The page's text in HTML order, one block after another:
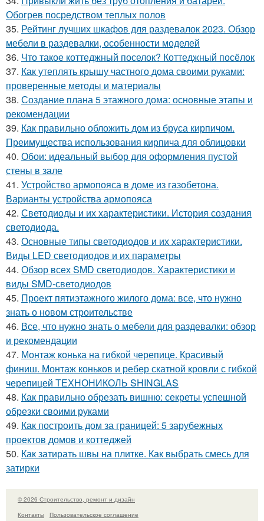
Обогрев посредством теплых полов
35. Рейтинг лучших шкафов для раздевалок 2023. Обзор
мебели в раздевалки, особенности моделей
36. Что такое коттеджный поселок? Коттеджный посёлок
37. Как утеплять крышу частного дома своими руками:
проверенные методы и материалы
38. Создание плана 5 этажного дома: основные этапы и
рекомендации
39. Как правильно обложить дом из бруса кирпичом.
Преимущества использования кирпича для облицовки
40. Обои: идеальный выбор для оформления пустой
стены в зале
41. Устройство армопояса в доме из газобетона.
Варианты устройства армопояса
42. Светодиоды и их характеристики. История создания
светодиода.
43. Основные типы светодиодов и их характеристики.
Виды LED светодиодов и их параметры
44. Обзор всех SMD светодиодов. Характеристики и
виды SMD-светодиодов
45. Проект пятиэтажного жилого дома: все, что нужно
знать о новом строительстве
46. Все, что нужно знать о мебели для раздевалки: обзор
и рекомендации
47. Монтаж конька на гибкой черепице. Красивый
финиш. Монтаж коньков и ребер скатной кровли с гибкой
черепицей ТЕХНОНИКОЛЬ SHINGLAS
48. Как правильно обрезать вишню: секреты успешной
обрезки своими руками
49. Как построить дом за границей: 5 зарубежных
проектов домов и коттеджей
50. Как затирать швы на плитке. Как выбрать смесь для
затирки
© 2026 Строительство, ремонт и дизайн
Контакты
Пользовательское соглашение